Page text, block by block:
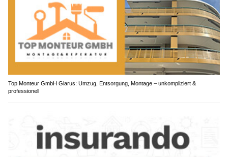
Top Monteur GmbH Glarus: Umzug, Entsorgung, Montage – unkompliziert &
professionell